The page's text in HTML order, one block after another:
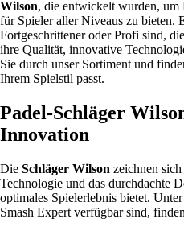
Wilson, die entwickelt wurden,
für Spieler aller Niveaus zu bieten.
Fortgeschrittener oder Profi sind,
ihre Qualität, innovative
Sie durch unser Sortiment und
Ihrem Spielstil passt.
Padel-Schläger
Innovation
Die Schläger Wilson zeichnen
Technologie und das durchdachte
optimales Spielerlebnis bietet.
Smash Expert verfügbar sind,